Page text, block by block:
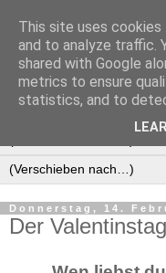
Manus
außer
Donnerstag, 14.
Der Valentinstag
This site uses
and to analyze traffic.
shared with Google
metrics to ensure
statistics, and to